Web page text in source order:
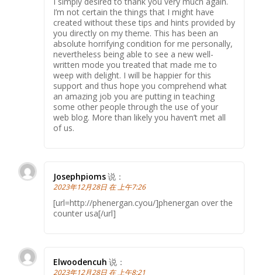
I’m not certain the things that I might have
created without these tips and hints provided by
you directly on my theme. This has been an
absolute horrifying condition for me personally,
nevertheless being able to see a new well-
written mode you treated that made me to
weep with delight. I will be happier for this
support and thus hope you comprehend what
an amazing job you are putting in teaching
some other people through the use of your
web blog. More than likely you haven’t met all
of us.
Josephpioms说：
2023年12月28日 在 上午7:26
[url=http://phenergan.cyou/]phenergan over the
counter usa[/url]
Elwoodencuh 说：
2023年12月28日 在 上午8:21